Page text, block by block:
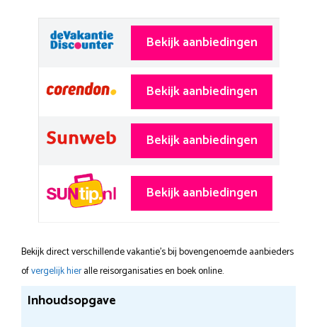
Bekijk aanbiedingen
Bekijk aanbiedingen
Bekijk aanbiedingen
Bekijk aanbiedingen
Bekijk direct verschillende vakantie's bij bovengenoemde aanbieders
ofvergelijk hieralle reisorganisaties en boek online.
Inhoudsopgave